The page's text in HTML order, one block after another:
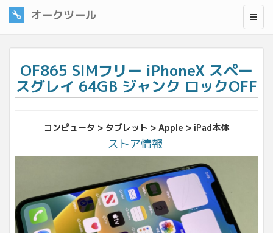
オークツール
OF865 SIMフリー iPhoneX スペー
スグレイ 64GB ジャンク ロックOFF
コンピュータ > タブレット > Apple > iPad本体
ストア情報